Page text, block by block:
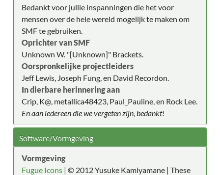
Bedankt voor jullie inspanningen die het voor
mensen over de hele wereld mogelijk te maken om
SMF te gebruiken.
Oprichter van SMF
Unknown W. "[Unknown]" Brackets.
Oorspronkelijke projectleiders
Jeff Lewis, Joseph Fung, en David Recordon.
In dierbare herinnering aan
Crip, K@, metallica48423, Paul_Pauline, en Rock Lee.
En aan iedereen die we vergeten zijn, bedankt!
Software/Vormgeving
Vormgeving
Fugue Icons | © 2012 Yusuke Kamiyamane | These